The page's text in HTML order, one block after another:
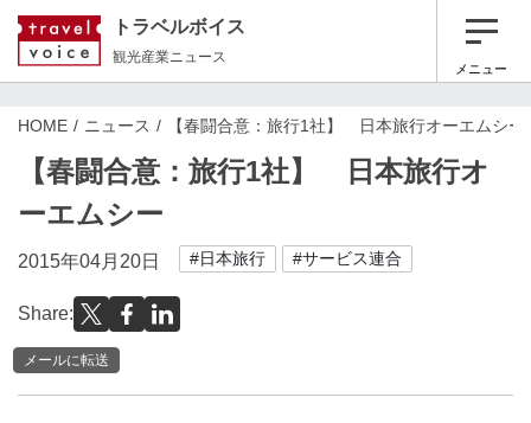
トラベルボイス
観光産業ニュース
メニュー
HOME ニュース 【春闘合意：旅行1社】 日本旅行オーエムシー
【春闘合意：旅行1社】 日本旅行オ
ーエムシー
2015年04月20日 #日本旅行 #サービス連合
Share:
メールに転送